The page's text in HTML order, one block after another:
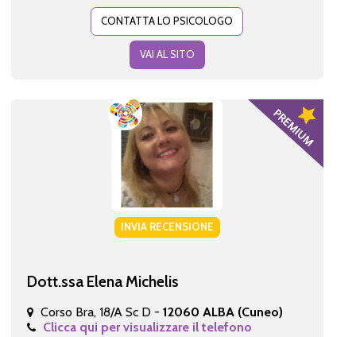
CONTATTA LO PSICOLOGO
VAI AL SITO
INVIA RECENSIONE
Dott.ssa Elena Michelis
Corso Bra, 18/A Sc D - 12060 ALBA (Cuneo)
Clicca qui per visualizzare il telefono